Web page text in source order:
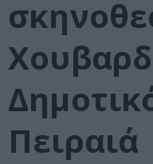
Πειραιά